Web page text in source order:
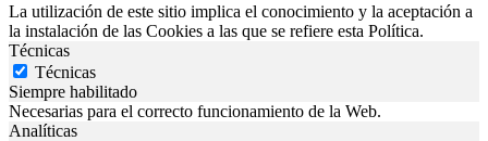
La utilización de este sitio implica el conocimiento y la aceptación a
la instalación de las Cookies a las que se refiere esta Política.
Técnicas
Técnicas
Siempre habilitado
Necesarias para el correcto funcionamiento de la Web.
Analíticas